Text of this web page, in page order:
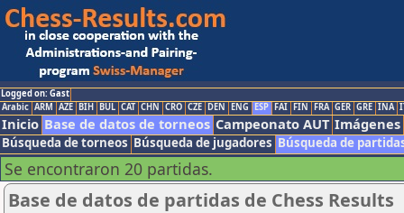
Logged on: Gast
Arabic ARM AZE BIH BUL CAT CHN CRO CZE DEN ENG ESP FAI FIN FRA GER GRE INA
Inicio Base de datos de torneos Campeonato AUT Imágenes
Búsqueda de torneos Búsqueda de jugadores Búsqueda de
Se encontraron 20 partidas.
Base de datos de partidas de Chess Results